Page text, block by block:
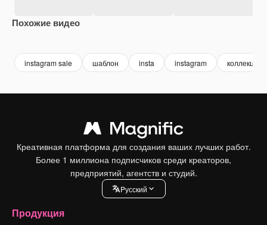
Похожие видео
instagram sale шаблон insta instagram коллекция
Креативная платформа для создания ваших лучших работ.
Более 1 миллиона подписчиков среди креаторов,
предприятий, агентств и студий.
Pусский
Продукция